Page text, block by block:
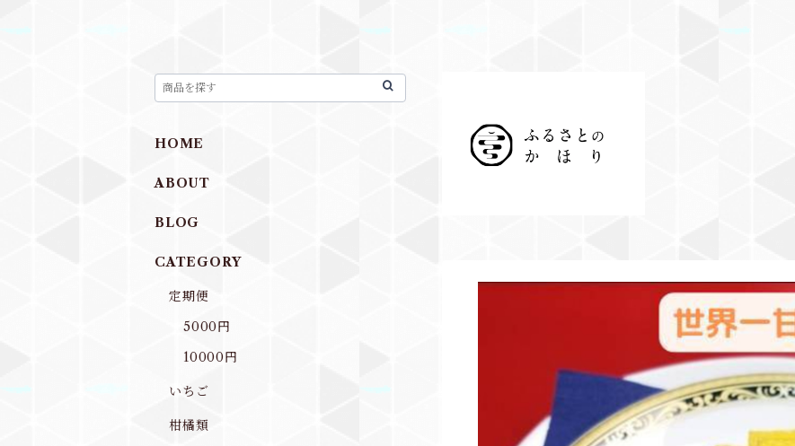
HOME
ABOUT
BLOG
CATEGORY
定期便
5000円
10000円
いちご
柑橘類